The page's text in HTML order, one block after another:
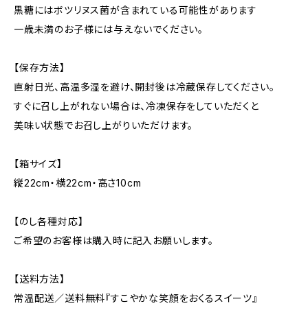
黒糖にはボツリヌス菌が含まれている可能性があります
一歳未満のお子様には与えないでください。
【保存方法】
直射日光、高温多湿を避け、開封後は冷蔵保存してください。
すぐに召し上がれない場合は、冷凍保存をしていただくと
美味い状態でお召し上がりいただけます。
【箱サイズ】
縦22cm・横22cm・高さ10cm
【のし各種対応】
ご希望のお客様は購入時に記入お願いします。
【送料方法】
常温配送／送料無料『すこやかな笑顔をおくるスイーツ』